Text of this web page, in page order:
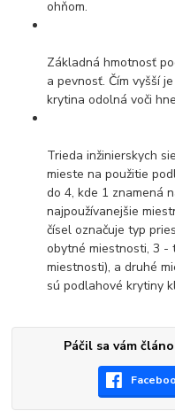
ohňom.
Základná hmotnosť
a pevnosť. Čím vyšší
krytina odolná voči
Trieda inžinierskych
mieste na použitie
do 4, kde 1 znamená
najpoužívanejšie
čísel označuje typ
obytné miestnosti, 3 -
miestnosti), a druhé
sú podlahové krytiny
Páčil sa vám